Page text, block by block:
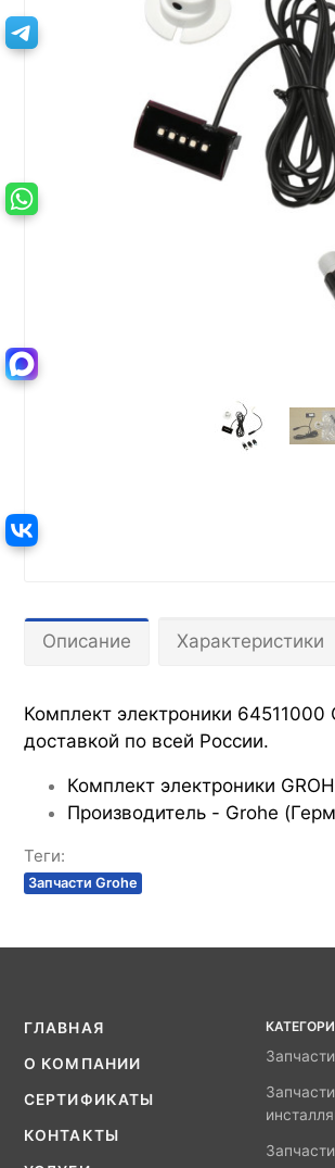
Описание Характеристики
Комплект электроники
доставкой по всей России.
Комплект электроники
Производитель - Grohe
Теги:
Запчасти Grohe
ГЛАВНАЯ
О КОМПАНИИ
СЕРТИФИКАТЫ
КОНТАКТЫ